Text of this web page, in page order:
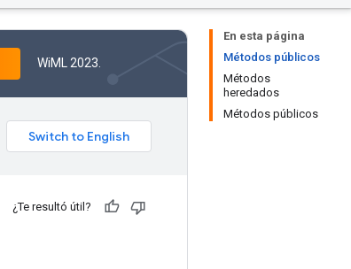
En esta página
Métodos públicos
Métodos
heredados
Métodos públicos
WiML 2023.
¿Te resultó útil?